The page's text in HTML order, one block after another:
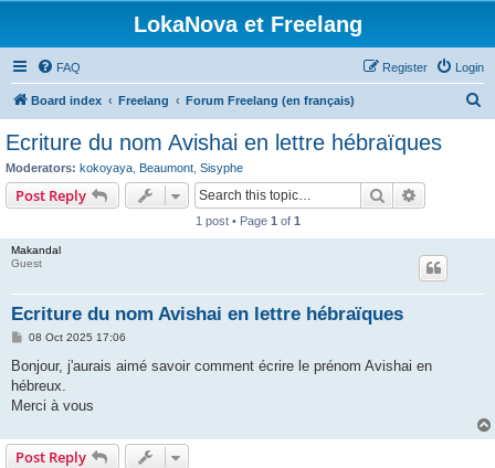
LokaNova et Freelang
FAQ Login
Register
Board index Freelang Forum Freelang (en français)
Ecriture du nom Avishai en lettre hébraïques
Moderators: kokoyaya Beaumont Sisyphe
Post Reply Search
1 post • Page 1 of 1
Makandal
Guest
Ecriture du nom Avishai en lettre hébraïques
P
s
08 Oct 2025 17:06
Bonjour, j'aurais aimé savoir comment écrire le prénom Avishai en
hébreux.
Merci à vous
Post Reply